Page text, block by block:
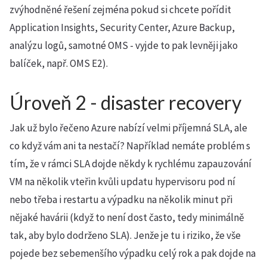
zvýhodněné řešení zejména pokud si chcete pořídit
Application Insights, Security Center, Azure Backup,
analýzu logů, samotné OMS - vyjde to pak levněji jako
balíček, např. OMS E2).
Úroveň 2 - disaster recovery
Jak už bylo řečeno Azure nabízí velmi příjemná SLA, ale
co když vám ani ta nestačí? Například nemáte problém s
tím, že v rámci SLA dojde někdy k rychlému zapauzování
VM na několik vteřin kvůli updatu hypervisoru pod ní
nebo třeba i restartu a výpadku na několik minut při
nějaké havárii (když to není dost často, tedy minimálně
tak, aby bylo dodrženo SLA). Jenže je tu i riziko, že vše
pojede bez sebemenšího výpadku celý rok a pak dojde na